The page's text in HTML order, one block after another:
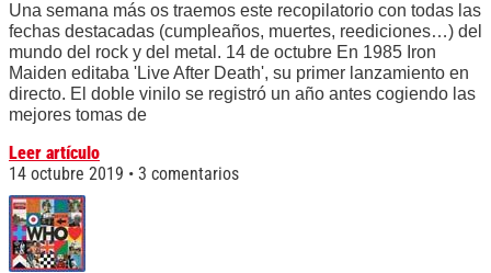
Una semana más os traemos este recopilatorio con todas las
fechas destacadas (cumpleaños, muertes, reediciones…) del
mundo del rock y del metal. 14 de octubre En 1985 Iron
Maiden editaba 'Live After Death', su primer lanzamiento en
directo. El doble vinilo se registró un año antes cogiendo las
mejores tomas de
Leer artículo
14 octubre 2019
3 comentarios